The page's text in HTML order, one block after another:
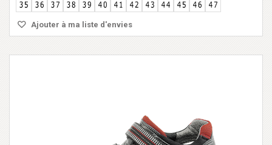
Ajouter à ma liste d'envies